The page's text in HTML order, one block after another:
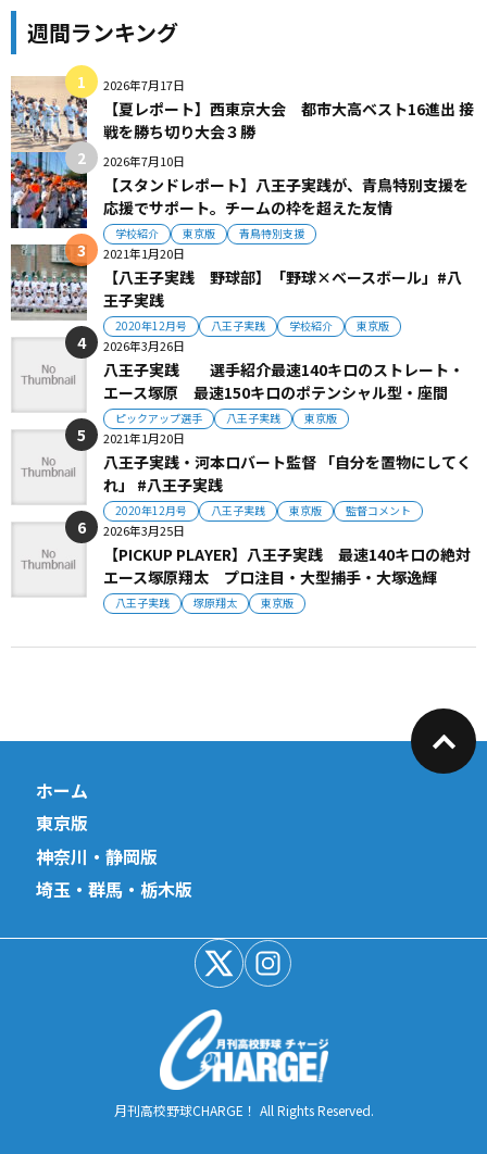
週間ランキング
2026年7月17日
【夏レポート】西東京大会 都市大高ベスト16進出 接
戦を勝ち切り大会３勝
2026年7月10日
【スタンドレポート】八王子実践が、青鳥特別支援を
応援でサポート。チームの枠を超えた友情
学校紹介 東京版 青鳥特別支援
2021年1月20日
【八王子実践 野球部】「野球×ベースボール」#八
王子実践
2020年12月号 八王子実践 学校紹介 東京版
2026年3月26日
八王子実践 選手紹介最速140キロのストレート・
エース塚原 最速150キロのポテンシャル型・座間
ピックアップ選手 八王子実践 東京版
2021年1月20日
八王子実践・河本ロバート監督 「自分を置物にしてく
れ」 #八王子実践
2020年12月号 八王子実践 東京版 監督コメント
2026年3月25日
【PICKUP PLAYER】八王子実践 最速140キロの絶対
エース塚原翔太 プロ注目・大型捕手・大塚逸輝
八王子実践 塚原翔太 東京版
ホーム
東京版
神奈川・静岡版
埼玉・群馬・栃木版
月刊高校野球CHARGE！ All Rights Reserved.